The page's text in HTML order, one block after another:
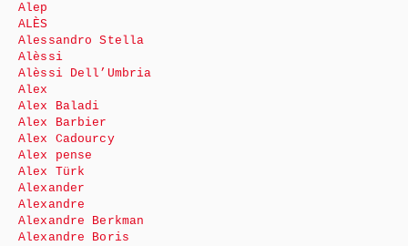
Alep
ALÈS
Alessandro Stella
Alèssi
Alèssi Dell’Umbria
Alex
Alex Baladi
Alex Barbier
Alex Cadourcy
Alex pense
Alex Türk
Alexander
Alexandre
Alexandre Berkman
Alexandre Boris